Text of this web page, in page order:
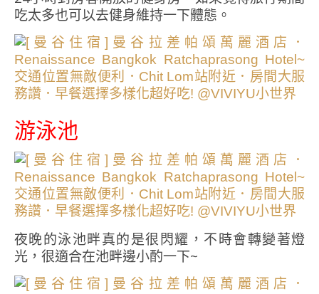
吃太多也可以去健身維持一下體態。
游泳池
夜晚的泳池畔真的是很閃耀，不時會轉變著燈
光，很適合在池畔邊小酌一下~